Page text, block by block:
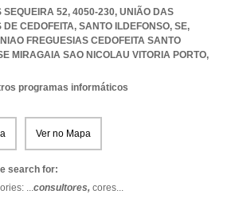
SEQUEIRA 52, 4050-230, UNIÃO DAS
DE CEDOFEITA, SANTO ILDEFONSO, SE,
FREGUESIAS CEDOFEITA SANTO
MIRAGAIA SAO NICOLAU VITORIA PORTO,
programas informáticos
Ver no Mapa
search for:
...consultores, cores...